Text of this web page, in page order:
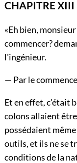
CHAPITRE XIII
«Eh bien,
commencer?
l'ingénieur.
— Par le
Et en effet, c'était
colons allaient
possédaient
outils, et ils ne se
conditions de la